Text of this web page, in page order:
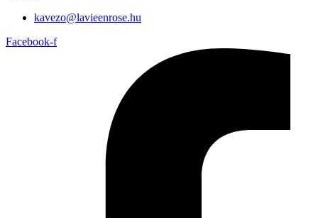
kavezo@lavieenrose.hu
Facebook-f